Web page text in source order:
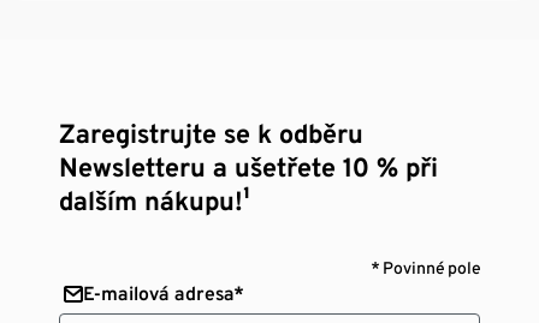
Zaregistrujte se k odběru
Newsletteru a ušetřete 10 % při
dalším nákupu!¹
* Povinné pole
E-mailová adresa*